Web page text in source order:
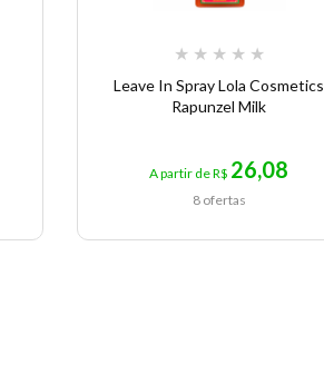
★ ★ ★ ★ ★
Leave In Spray Lola Cosmetics
Rapunzel Milk
A partir de R$ 26,08
8 ofertas